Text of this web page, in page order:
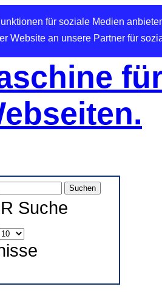
für soziale Medien
Website an unsere Partner für
Suche